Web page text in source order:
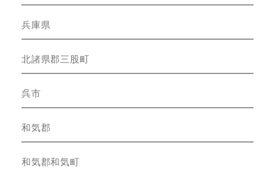
兵庫県
北諸県郡三股町
呉市
和気郡
和気郡和気町